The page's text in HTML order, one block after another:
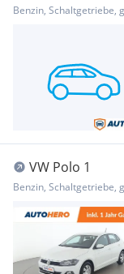
Benzin, Schaltgetriebe,
VW Polo 1
Benzin, Schaltgetriebe,